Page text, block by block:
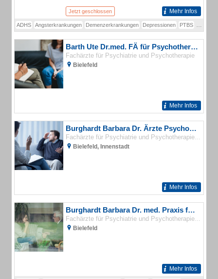
Jetzt geschlossen Mehr Infos
ADHS Angsterkrankungen Demenzerkrankungen Depressionen PTBS
Barth Ute Dr.med. FÄ für Psychotherapeutische Medizin
Fachärzte für Psychiatrie und Psychotherapie
Bielefeld
Mehr Infos
Burghardt Barbara Dr. Ärzte Psychotherapie
Fachärzte für Psychiatrie und Psychotherapie
Bielefeld, Innenstadt
Mehr Infos
Burghardt Barbara Dr. med. Praxis für Psychotherapie
Fachärzte für Psychiatrie und Psychotherapie
Bielefeld
Mehr Infos